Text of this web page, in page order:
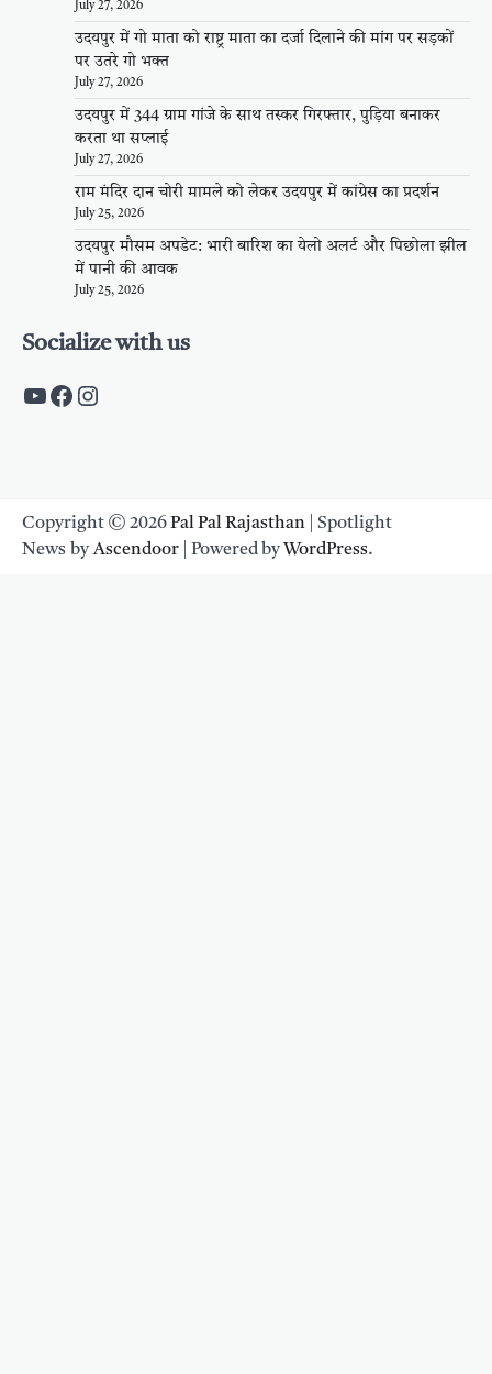
July 27, 2026
उदयपुर में गो माता को राष्ट्र माता का दर्जा दिलाने की मांग पर सड़कों
पर उतरे गो भक्त
July 27, 2026
उदयपुर में 344 ग्राम गांजे के साथ तस्कर गिरफ्तार, पुड़िया बनाकर
करता था सप्लाई
July 27, 2026
राम मंदिर दान चोरी मामले को लेकर उदयपुर में कांग्रेस का प्रदर्शन
July 25, 2026
उदयपुर मौसम अपडेट: भारी बारिश का येलो अलर्ट और पिछोला झील
में पानी की आवक
July 25, 2026
Socialize with us
https://www.youtube.com/c/
https://www.facebook.com/
Instagram
Copyright © 2026Pal Pal Rajasthan | Spotlight
News byAscendoor | Powered byWordPress.